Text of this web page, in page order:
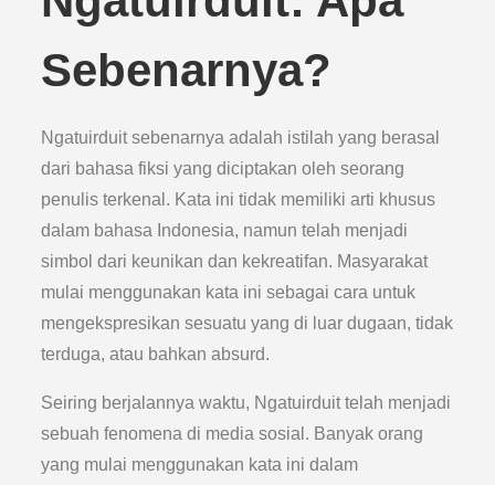
Sebenarnya?
Ngatuirduit sebenarnya adalah istilah yang berasal
dari bahasa fiksi yang diciptakan oleh seorang
penulis terkenal. Kata ini tidak memiliki arti khusus
dalam bahasa Indonesia, namun telah menjadi
simbol dari keunikan dan kekreatifan. Masyarakat
mulai menggunakan kata ini sebagai cara untuk
mengekspresikan sesuatu yang di luar dugaan, tidak
terduga, atau bahkan absurd.
Seiring berjalannya waktu, Ngatuirduit telah menjadi
sebuah fenomena di media sosial. Banyak orang
yang mulai menggunakan kata ini dalam